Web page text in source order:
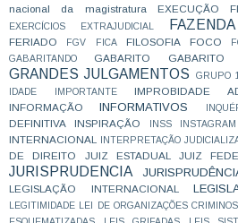
nacional da magistratura
EXECUÇÃO
EXERCÍCIOS EXTRAJUDICIAL
FERIADO FGV FICA FILOSOFIA FOCO
GABARITANDO
GABARITO GABARITO
GRANDES JULGAMENTOS GRUPO 1
IDADE
IMPORTANTE IMPROBIDADE
INFORMAÇÃO
INFORMATIVOS
DEFINITIVA
INSPIRAÇÃO INSS INSTAGRAM
INTERNACIONAL INTERPRETAÇÃO
DE DIREITO
JUIZ ESTADUAL JUIZ
JURISPRUDENCIA
LEGISLAÇÃO INTERNACIONAL
LEGITIMIDADE LEI DE ORGANIZAÇÕES